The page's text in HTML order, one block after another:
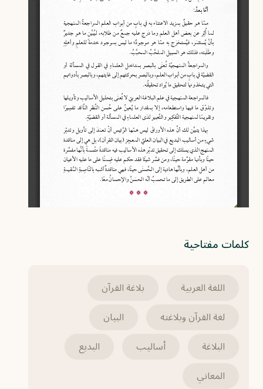
كلمات مفتاحية
اللغة العربية
بلاغة القرآن
لغة القرآن وبلاغته
البيان
البلاغة
أساليب
البديع
المعاني